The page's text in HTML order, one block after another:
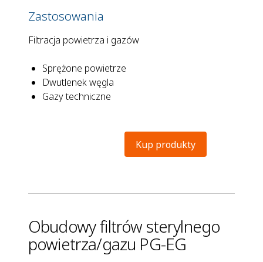
Zastosowania
Filtracja powietrza i gazów
Sprężone powietrze
Dwutlenek węgla
Gazy techniczne
Kup produkty
Obudowy filtrów sterylnego
powietrza/gazu PG-EG